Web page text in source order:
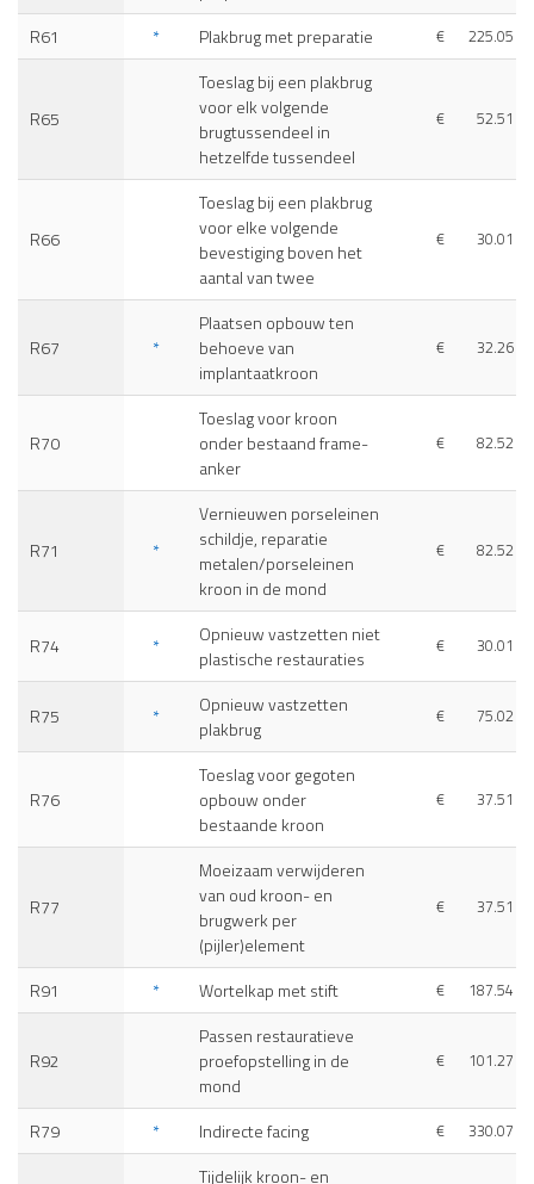
R61 * Plakbrug met preparatie € 225.05
R65
Toeslag bij een plakbrug
voor elk volgende
brugtussendeel in
hetzelfde tussendeel
€ 52.51
R66
Toeslag bij een plakbrug
voor elke volgende
bevestiging boven het
aantal van twee
€ 30.01
R67 *
Plaatsen opbouw ten
behoeve van
implantaatkroon
€ 32.26
R70
Toeslag voor kroon
onder bestaand frame-
anker
€ 82.52
R71 *
Vernieuwen porseleinen
schildje, reparatie
metalen/porseleinen
kroon in de mond
€ 82.52
R74 *
Opnieuw vastzetten niet
plastische restauraties
€ 30.01
R75 *
Opnieuw vastzetten
plakbrug
€ 75.02
R76
Toeslag voor gegoten
opbouw onder
bestaande kroon
€ 37.51
R77
Moeizaam verwijderen
van oud kroon- en
brugwerk per
(pijler)element
€ 37.51
R91 * Wortelkap met stift € 187.54
R92
Passen restauratieve
proefopstelling in de
mond
€ 101.27
R79 * Indirecte facing € 330.07
Tijdelijk kroon- en